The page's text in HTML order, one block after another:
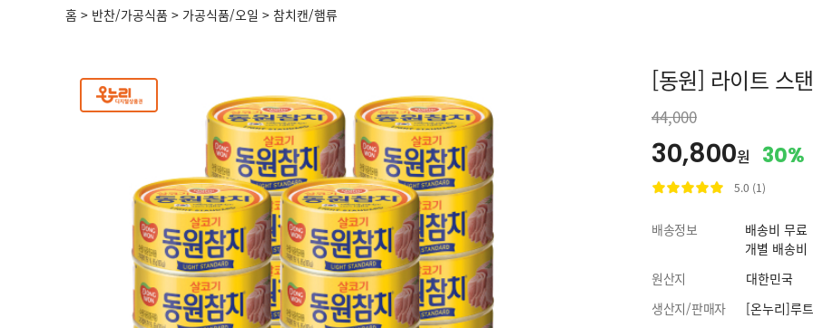
지금인기많은상품
스포츠/레저/자동차
생활/건강
가구/인테리어
출산/육아
식품
뷰티
잡화
의류
🤩다있다!만물상회🤩
홈 > 반찬/가공식품 > 가공식품/오일 > 참치캔/햄류
[동원] 라이트 스
44,000
30,800원 30%
5.0 (1)
배송정보
배송비 무료
개별 배송비
원산지
대한민국
생산지/판매자
[온누리]루